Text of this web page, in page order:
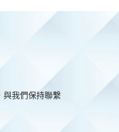
與我們保持聯繫